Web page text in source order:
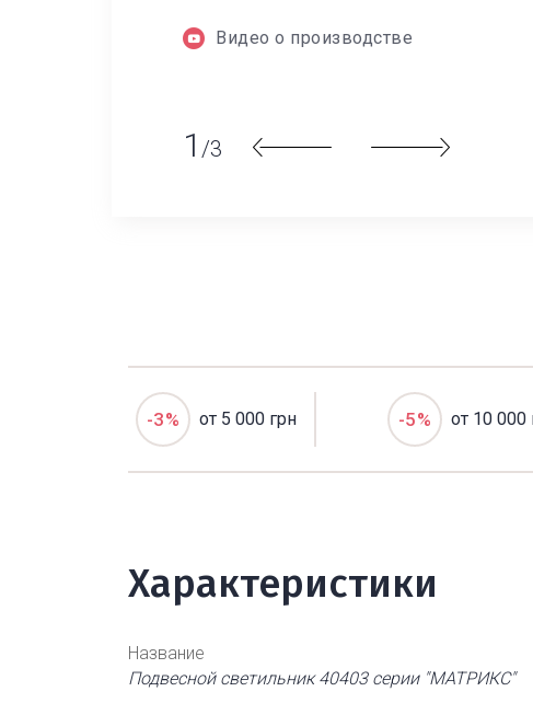
Видео о производстве
1 /3
-3% от 5 000 грн -5% от 10 000
Характеристики
Название
Подвесной светильник 40403 серии "МАТРИКС"